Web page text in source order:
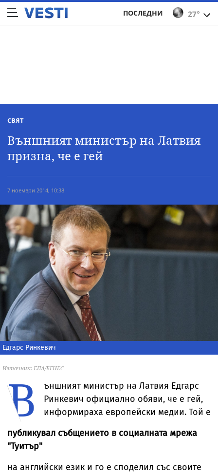
27°
ПОСЛЕДНИ
СВЯТ
Външният министър на Латвия
призна, че е гей
7 ноември 2014, 10:38
Едгарс Ринкевич
Източник: ЕПА/БГНЕС
В
ъншният министър на Латвия Едгарс
Ринкевич официално обяви, че е гей,
информираха европейски медии. Той е
публикувал събщението в социалната мрежа
"Туитър"
на английски език и го е споделил със своите